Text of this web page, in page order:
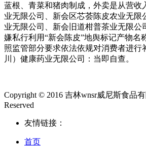
蓝根、青菜和猪肉制成，外卖是从营收
业无限公司、新会区芯荟陈皮农业无限
业无限公司、新会旧道柑普茶业无限公
嫌私行利用“新会陈皮”地舆标记产物名
照监管部分要求依法依规对消费者进行
川）健康药业无限公司：当即自查。
Copyright © 2016 吉林wnsr威尼斯食品
Reserved
友情链接：
首页